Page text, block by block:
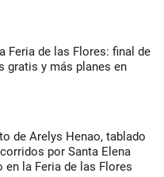
Feria de las Flores: final de
gratis y más planes en
de Arelys Henao, tablado
por Santa Elena
en la Feria de las Flores